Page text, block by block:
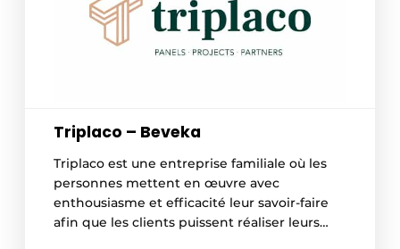
Triplaco – Beveka
Triplaco est une entreprise familiale où les
personnes mettent en œuvre avec
enthousiasme et efficacité leur savoir-faire
afin que les clients puissent réaliser leurs